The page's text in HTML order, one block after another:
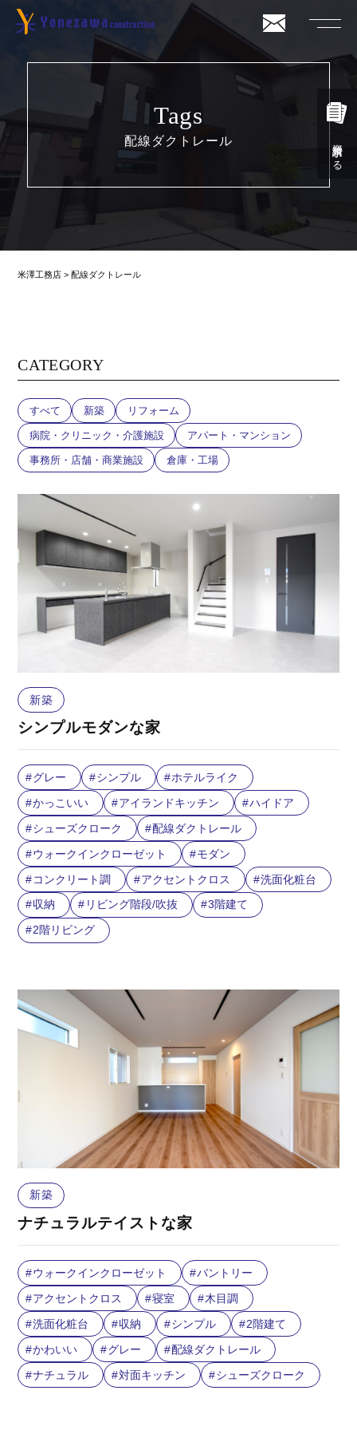
資料請求する
Tags
配線ダクトレール
米澤工務店 >配線ダクトレール
CATEGORY
すべて 新築 リフォーム
病院・クリニック・介護施設 アパート・マンション
事務所・店舗・商業施設 倉庫・工場
新築
シンプルモダンな家
グレー シンプル
ホテルライク
かっこいい
アイランドキッチン
ハイドア
シューズクローク
配線ダクトレール
ウォークインクローゼット
モダン
コンクリート調
アクセントクロス
洗面化粧台
収納
リビング階段/吹抜
3階建て
2階リビング
新築
ナチュラルテイストな家
ウォークインクローゼット
バントリー
アクセントクロス
寝室
木目調
洗面化粧台
収納 シンプル
2階建て
かわいい
グレー
配線ダクトレール
ナチュラル
対面キッチン シューズクローク